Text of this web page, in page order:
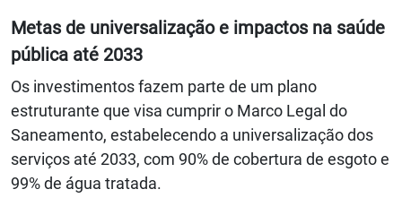
Metas de universalização e impactos na saúde
pública até 2033
Os investimentos fazem parte de um plano
estruturante que visa cumprir o Marco Legal do
Saneamento, estabelecendo a universalização dos
serviços até 2033, com 90% de cobertura de esgoto e
99% de água tratada.